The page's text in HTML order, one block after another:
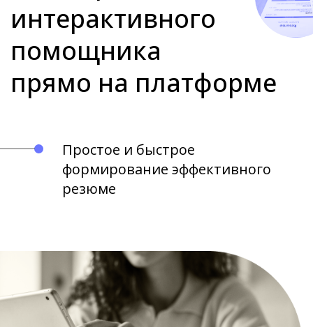
интерактивного
помощника
прямо на платформе
Простое и быстрое
формирование эффективного
резюме